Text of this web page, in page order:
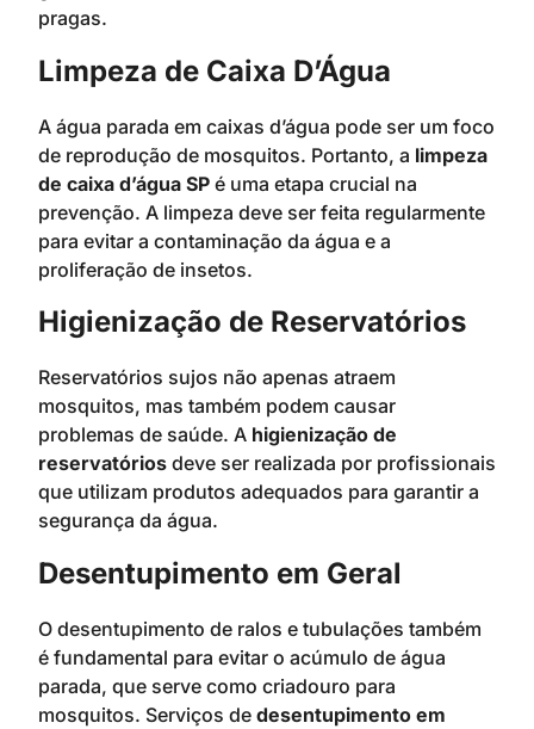
pragas.
Limpeza de Caixa D’Água
A água parada em caixas d’água pode ser um foco
de reprodução de mosquitos. Portanto, a limpeza
de caixa d’água SP é uma etapa crucial na
prevenção. A limpeza deve ser feita regularmente
para evitar a contaminação da água e a
proliferação de insetos.
Higienização de Reservatórios
Reservatórios sujos não apenas atraem
mosquitos, mas também podem causar
problemas de saúde. A higienização de
reservatórios deve ser realizada por profissionais
que utilizam produtos adequados para garantir a
segurança da água.
Desentupimento em Geral
O desentupimento de ralos e tubulações também
é fundamental para evitar o acúmulo de água
parada, que serve como criadouro para
mosquitos. Serviços de desentupimento em